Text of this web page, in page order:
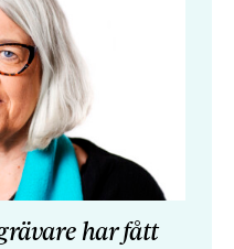
har fått